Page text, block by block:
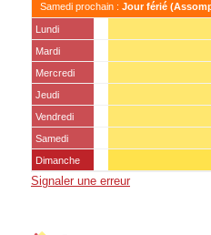
Samedi prochain : Jour férié
Lundi
Mardi
Mercredi
Jeudi
Vendredi
Samedi
Dimanche
Signaler une erreur